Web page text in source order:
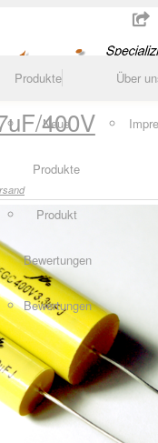
Produkte
Neue
Produkte
Produkt
Bewertungen
Bewertungen
Über
400V